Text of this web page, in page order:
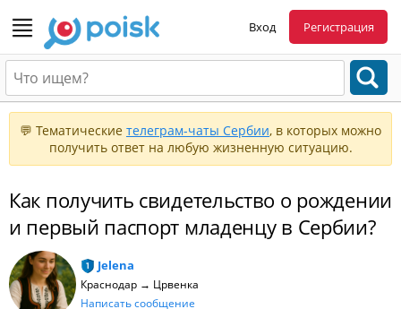
Вход Регистрация
💬 Тематические телеграм-чаты Сербии, в которых можно
получить ответ на любую жизненную ситуацию.
Как получить свидетельство о рождении
и первый паспорт младенцу в Сербии?
Jelena
Краснодар → Црвенка
Написать сообщение